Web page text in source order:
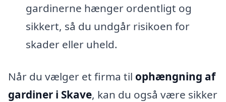
gardinerne hænger ordentligt og
sikkert, så du undgår risikoen for
skader eller uheld.
Når du vælger et firma til ophængning af
gardiner i Skave, kan du også være sikker